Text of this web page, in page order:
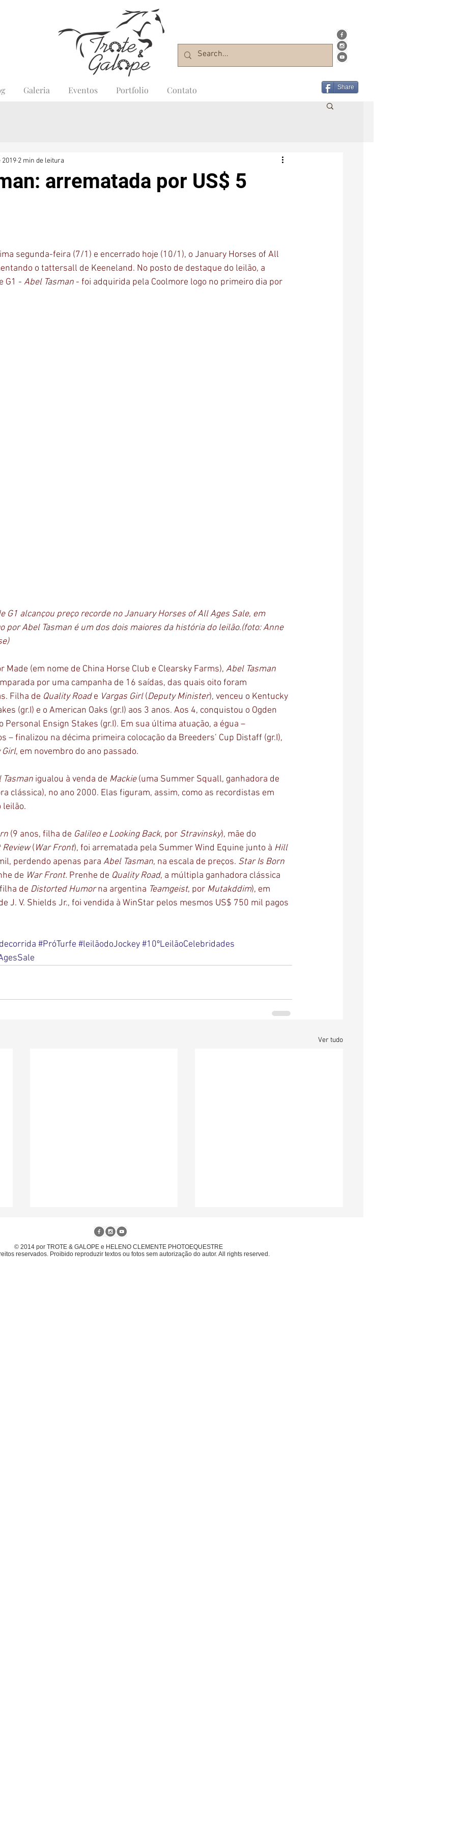
Galeria Eventos Portfolio Contato Share
arrematada por US$ 5
2019 2 min de leitura
segunda-feira (7/1) e encerrado hoje (10/1), o January Horses of All
o tattersall de Keeneland. No posto de destaque do leilão, a
G1 - Abel Tasman - foi adquirida pela Coolmore logo no primeiro dia por
G1 alcançou preço recorde no January Horses of All Ages Sale, em
por Abel Tasman é um dos dois maiores da história do leilão.(foto: Anne
Made (em nome de China Horse Club e Clearsky Farms), Abel Tasman
por uma campanha de 16 saídas, das quais oito foram
Filha de Quality Road e Vargas Girl (Deputy Minister), venceu o Kentucky
(gr.I) e o American Oaks (gr.I) aos 3 anos. Aos 4, conquistou o Ogden
Personal Ensign Stakes (gr.I). Em sua última atuação, a égua –
– finalizou na décima primeira colocação da Breeders’ Cup Distaff (gr.I),
Girl, em novembro do ano passado.
Tasman igualou à venda de Mackie (uma Summer Squall, ganhadora de
clássica), no ano 2000. Elas figuram, assim, como as recordistas em
leilão.
(9 anos, filha de Galileo e Looking Back, por Stravinsky), mãe do
Review (War Front), foi arrematada pela Summer Wind Equine junto à Hill
perdendo apenas para Abel Tasman, na escala de preços. Star Is Born
de War Front. Prenhe de Quality Road, a múltipla ganhadora clássica
de Distorted Humor na argentina Teamgeist, por Mutakddim), em
J. V. Shields Jr., foi vendida à WinStar pelos mesmos US$ 750 mil pagos
#PróTurfe #leilãodoJockey#10ºLeilãoCelebridades
Ver tudo
© 2014 por TROTE & GALOPE e HELENO CLEMENTE PHOTOEQUESTRE
reservados. Proibido reproduzir textos ou fotos sem autorização do autor. All rights reserved.